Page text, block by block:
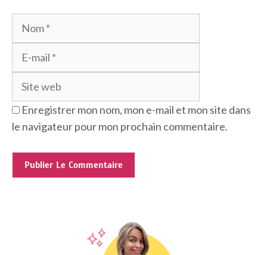
Nom
Enregistrer mon nom, mon e-mail et mon site dans
le navigateur pour mon prochain commentaire.